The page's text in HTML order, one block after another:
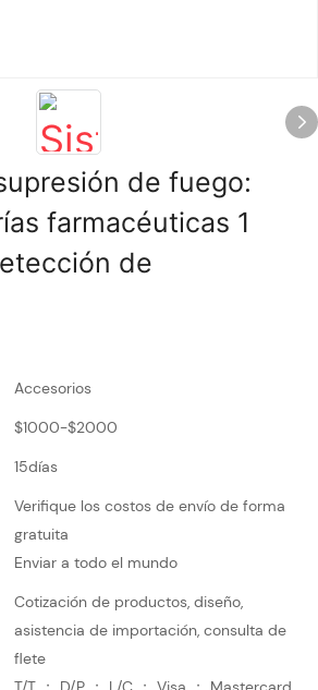
de fuego:
farmacéuticas 1
de
Accesorios
$1000-$2000
15días
Verifique los costos de envío de forma
gratuita
Enviar a todo el mundo
Cotización de productos, diseño,
asistencia de importación, consulta de
flete